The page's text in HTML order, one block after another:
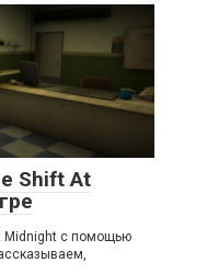
Shift At
Midnight с помощью